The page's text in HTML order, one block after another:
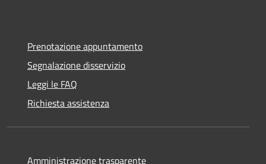
Prenotazione appuntamento
Segnalazione disservizio
Leggi le FAQ
Richiesta assistenza
Amministrazione trasparente